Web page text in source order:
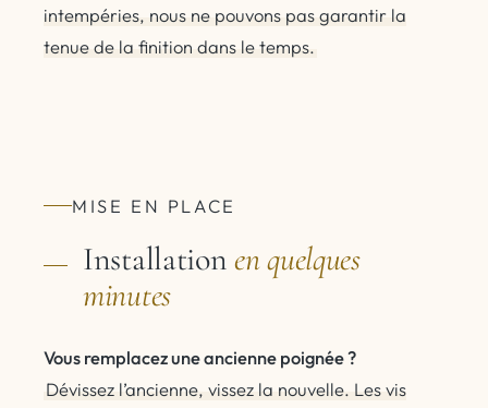
intempéries, nous ne pouvons pas garantir la
tenue de la finition dans le temps.
MISE EN PLACE
Installationen quelques
minutes
Vous remplacez une ancienne poignée ?
Dévissez l’ancienne, vissez la nouvelle. Les vis